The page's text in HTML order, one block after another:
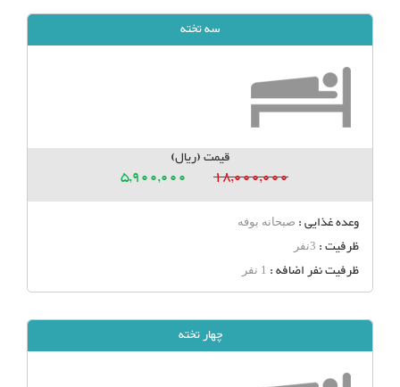
سه تخته
قیمت (ریال)
18,000,000
5,900,000
وعده غذایی : صبحانه بوفه
ظرفیت : 3نفر
ظرفیت نفر اضافه : 1 نفر
چهار تخته